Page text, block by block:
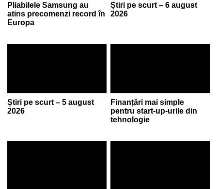
Pliabilele Samsung au
atins precomenzi record în
Europa
Știri pe scurt – 6 august
2026
Știri pe scurt – 5 august
2026
Finanțări mai simple
pentru start-up-urile din
tehnologie